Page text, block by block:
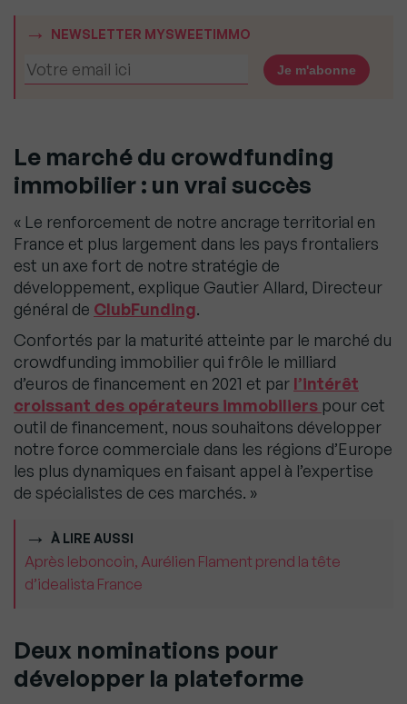
NEWSLETTER MYSWEETIMMO
Le marché du crowdfunding
immobilier : un vrai succès
« Le renforcement de notre ancrage territorial en
France et plus largement dans les pays frontaliers
est un axe fort de notre stratégie de
développement, explique Gautier Allard, Directeur
général de ClubFunding.
Confortés par la maturité atteinte par le marché du
crowdfunding immobilier qui frôle le milliard
d’euros de financement en 2021 et par l’intérêt
croissant des opérateurs immobiliers pour cet
outil de financement, nous souhaitons développer
notre force commerciale dans les régions d’Europe
les plus dynamiques en faisant appel à l’expertise
de spécialistes de ces marchés. »
À LIRE AUSSI
Après leboncoin, Aurélien Flament prend la tête
d’idealista France
Deux nominations pour
développer la plateforme